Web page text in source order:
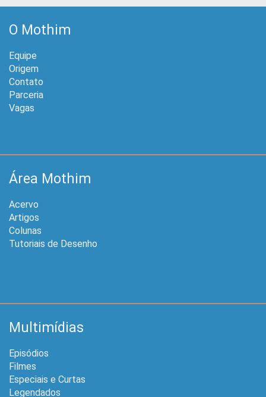
O Mothim
Equipe
Origem
Contato
Parceria
Vagas
Área Mothim
Acervo
Artigos
Colunas
Tutoriais de Desenho
Multimídias
Episódios
Filmes
Especiais e Curtas
Legendados